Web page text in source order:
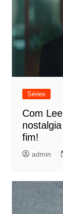
Séries
Com
fim!
admin